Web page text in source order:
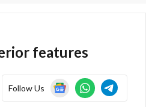
features
Follow Us